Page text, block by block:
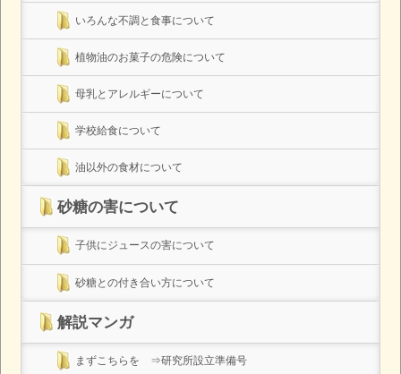
いろんな不調と食事について
植物油のお菓子の危険について
母乳とアレルギーについて
学校給食について
油以外の食材について
砂糖の害について
子供にジュースの害について
砂糖との付き合い方について
解説マンガ
まずこちらを ⇒研究所設立準備号